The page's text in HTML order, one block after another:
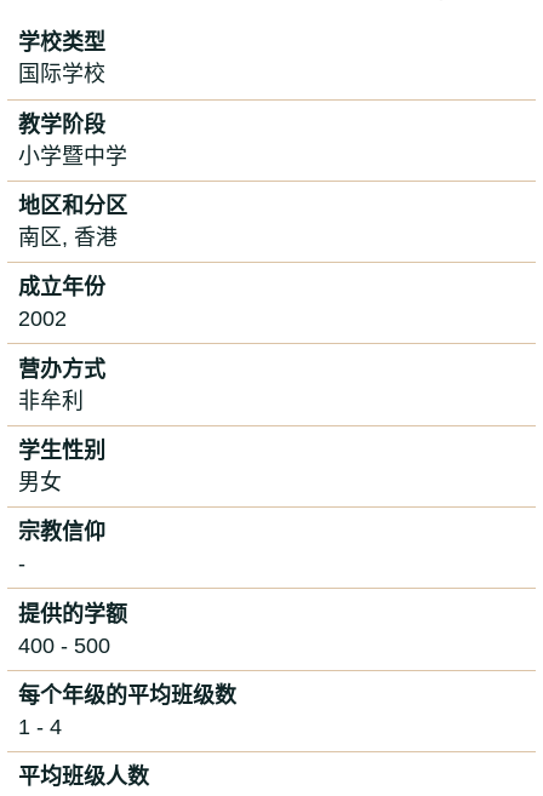
学校类型
国际学校
教学阶段
小学暨中学
地区和分区
南区, 香港
成立年份
2002
营办方式
非牟利
学生性别
男女
宗教信仰
-
提供的学额
400 - 500
每个年级的平均班级数
1 - 4
平均班级人数